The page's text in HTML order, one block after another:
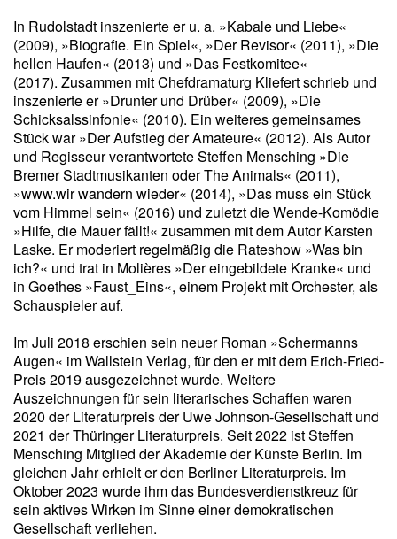
In Rudolstadt inszenierte er u. a. »Kabale und Liebe«
(2009), »Biografie. Ein Spiel«, »Der Revisor« (2011), »Die
hellen Haufen« (2013) und »Das Festkomitee«
(2017). Zusammen mit Chefdramaturg Kliefert schrieb und
inszenierte er »Drunter und Drüber« (2009), »Die
Schicksalssinfonie« (2010). Ein weiteres gemeinsames
Stück war »Der Aufstieg der Amateure« (2012). Als Autor
und Regisseur verantwortete Steffen Mensching »Die
Bremer Stadtmusikanten oder The Animals« (2011),
»www.wir wandern wieder« (2014), »Das muss ein Stück
vom Himmel sein« (2016) und zuletzt die Wende-Komödie
»Hilfe, die Mauer fällt!« zusammen mit dem Autor Karsten
Laske. Er moderiert regelmäßig die Rateshow »Was bin
ich?« und trat in Molières »Der eingebildete Kranke« und
in Goethes »Faust_Eins«, einem Projekt mit Orchester, als
Schauspieler auf.
Im Juli 2018 erschien sein neuer Roman »Schermanns
Augen« im Wallstein Verlag, für den er mit dem Erich-Fried-
Preis 2019 ausgezeichnet wurde. Weitere
Auszeichnungen für sein literarisches Schaffen waren
2020 der Literaturpreis der Uwe Johnson-Gesellschaft und
2021 der Thüringer Literaturpreis. Seit 2022 ist Steffen
Mensching Mitglied der Akademie der Künste Berlin. Im
gleichen Jahr erhielt er den Berliner Literaturpreis. Im
Oktober 2023 wurde ihm das Bundesverdienstkreuz für
sein aktives Wirken im Sinne einer demokratischen
Gesellschaft verliehen.